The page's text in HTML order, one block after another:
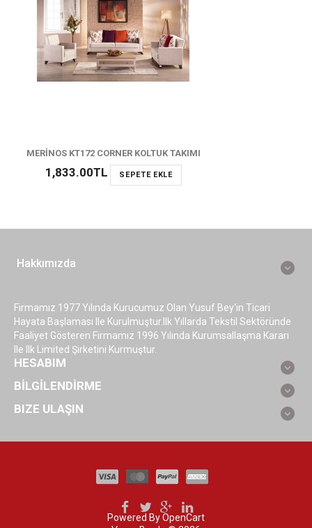
MERİNOS KT172 CORNER KOLTUK TAKIMI
1,833.00TL SEPETE EKLE
Hakkımızda
Firmamız 1977 Yılında Kurucumuz Olan Yusuf Bey'in Ticari
Hayata Başlaması Ile Kurulmuştur.ilk Yıllarda Tekstil Sektöründe
Faaliyet Gösteren Firmamız 1996 Yılında Kurumsallaşma Kararı
Ile Ilk Limited Şirketini Kurmuştur.
HESABIM
BİLGİLENDİRME
BIZE ULAŞIN
Powered ByOpenCart